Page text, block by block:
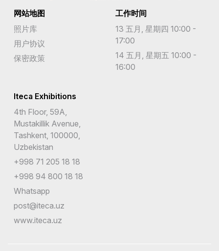
网站地图
照片库
用户协议
保密政策
工作时间
13 五月, 星期四 10:00 -
17:00
14 五月, 星期五 10:00 -
16:00
Iteca Exhibitions
4th Floor, 59A,
Mustakillik Avenue,
Tashkent, 100000,
Uzbekistan
+998 71 205 18 18
+998 94 800 18 18
Whatsapp
post@iteca.uz
www.iteca.uz